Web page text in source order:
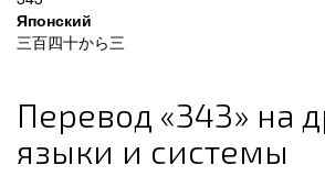
Японский
三百四十から三
Перевод «343» на
языки и системы